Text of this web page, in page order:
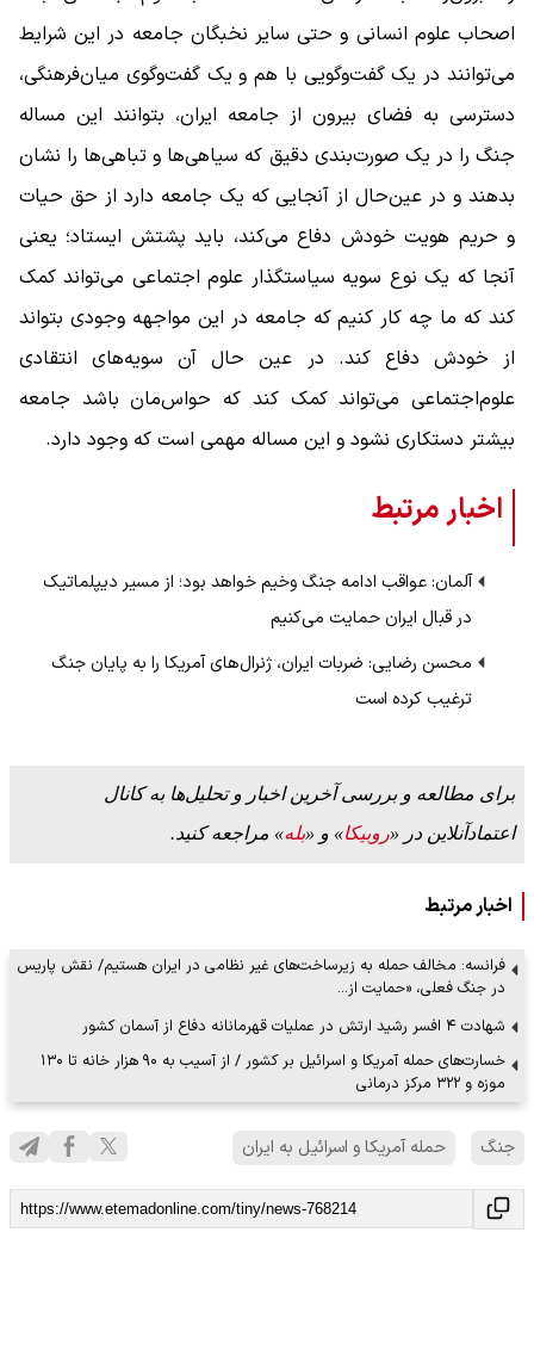
اصحاب علوم‌ انسانی و حتی سایر نخبگان جامعه در این شرایط
می‌توانند در یک گفت‌وگویی با هم و یک گفت‌وگوی میان‌فرهنگی،
دسترسی به فضای بیرون از جامعه ایران، بتوانند این مساله
جنگ را در یک صورت‌بندی دقیق که سیاهی‌ها و تباهی‌ها را نشان
بدهند و در عین‌حال از آنجایی که یک جامعه دارد از حق حیات
و حریم هویت خودش دفاع می‌کند، باید پشتش ایستاد؛ یعنی
آنجا که یک نوع سویه سیاستگذار علوم ‌اجتماعی می‌تواند کمک
کند که ما چه کار کنیم که جامعه در این مواجهه وجودی بتواند
از خودش دفاع کند. در عین ‌حال آن سویه‌های انتقادی
علوم‌اجتماعی می‌تواند کمک کند که حواس‌مان باشد جامعه
بیشتر دستکاری نشود و این مساله مهمی است که وجود دارد.
اخبار مرتبط
آلمان: عواقب ادامه جنگ وخیم خواهد بود؛ از مسیر دیپلماتیک
در قبال ایران حمایت می‌کنیم
محسن رضایی: ضربات ایران، ژنرال‌های آمریکا را به پایان جنگ
ترغیب کرده است
برای مطالعه و بررسی آخرین اخبار و تحلیل‌ها به کانال
اعتمادآنلاین در «روبیکا» و «بله» مراجعه کنید.
اخبار مرتبط
فرانسه: مخالف حمله به زیرساخت‌های غیر نظامی در ایران هستیم/ نقش پاریس
در جنگ فعلی، «حمایت از…
شهادت ۴ افسر رشید ارتش در عملیات قهرمانانه دفاع از آسمان کشور
خسارت‌های حمله آمریکا و اسرائیل بر کشور / از آسیب به ۹۰ هزار خانه تا ۱۳۰
موزه و ۳۲۲ مرکز درمانی
جنگ حمله آمریکا و اسرائیل به ایران